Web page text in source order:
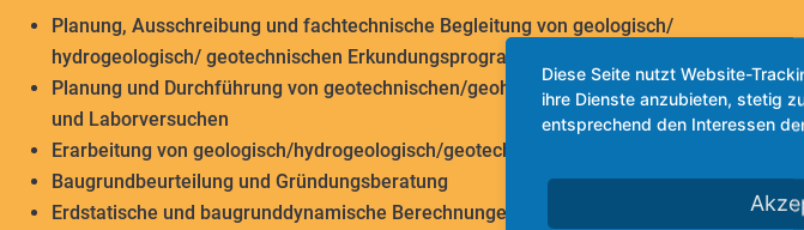
Planung, Ausschreibung und fachtechnische Begleitung von geologisch/
hydrogeologisch/ geotechnischen Erkundungsprogrammen
Planung und Durchführung von geotechnischen/geohydraulischen Feld-
und Laborversuchen
Erarbeitung von geologisch/hydrogeologisch/geotechnischen Gebirgsmodellen
Baugrundbeurteilung und Gründungsberatung
Erdstatische und baugrunddynamische Berechnungen
Diese Seite nutzt Website-
ihre Dienste anzubieten, stetig
entsprechend den Interessen